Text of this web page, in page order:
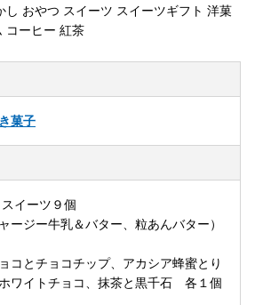
し おやつ スイーツ スイーツギフト 洋菓
コーヒー 紅茶
菓子
イーツ９個
ージー牛乳＆バター、粒あんバター）
コとチョコチップ、アカシア蜂蜜とり
ワイトチョコ、抹茶と黒千石 各１個